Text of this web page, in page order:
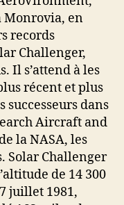
Monrovia, en
records
Challenger,
Il s’attend à les
récent et plus
successeurs dans
Aircraft and
la NASA, les
Solar Challenger
de 14 300
juillet 1981,